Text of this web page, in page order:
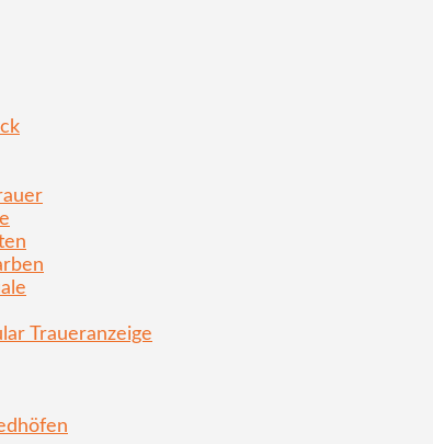
Traueranzeige